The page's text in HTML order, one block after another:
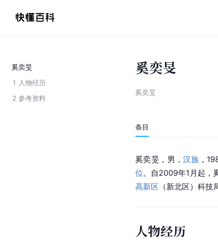
奚奕旻
1 人物经历
2 参考资料
奚奕旻
奚奕旻
条目
奚奕旻，男，汉族 ，
位。自2009年1月起，
高新区 （新北区）科
人物经历